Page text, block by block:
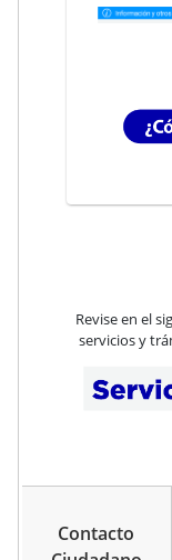
Revise en el
servicios y
Contacto